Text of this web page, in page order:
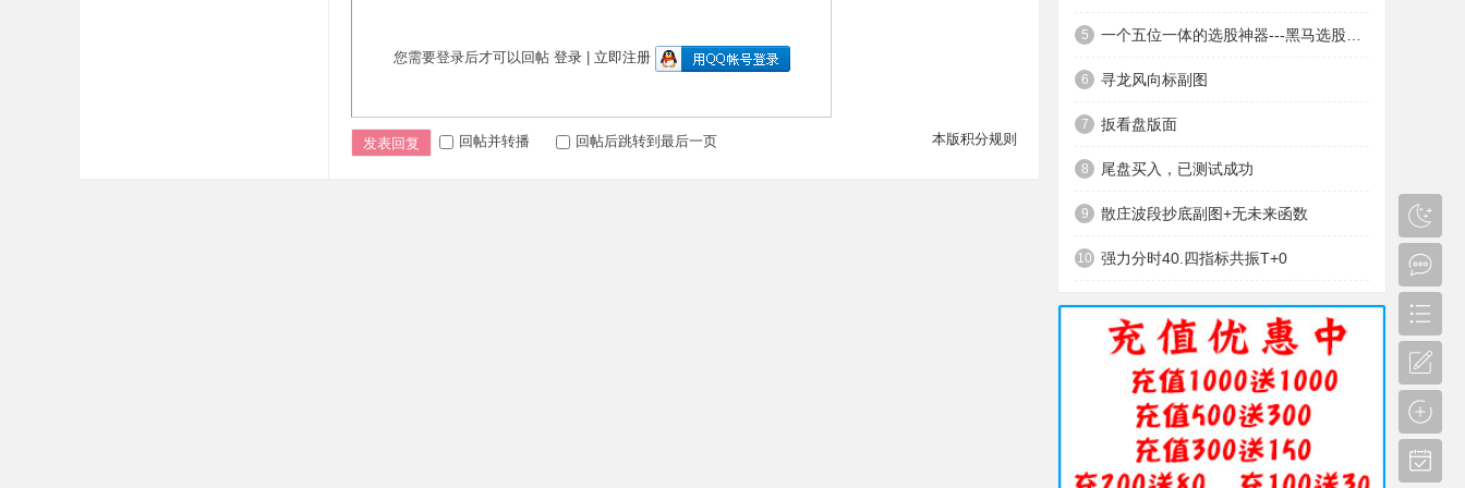
您需要登录后才可以回帖 登录| 立即注册
本版积分规则
发表回复 回帖并转播 回帖后跳转到最后一页
5
6 寻龙风向标副图
7 扳看盘版面
8 尾盘买入，已测试成功
9 散庄波段抄底副图+无未来函数
10 强力分时40.四指标共振T+0